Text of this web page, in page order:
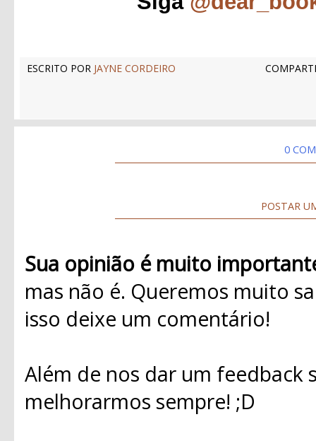
ESCRITO POR JAYNE CORDEIRO
0
POSTAR
Sua opinião é muito
mas não é. Queremos muito
isso deixe um comentário!
Além de nos dar um
melhorarmos sempre! ;D